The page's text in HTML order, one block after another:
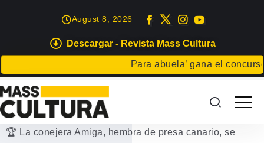
Descargar - Revista Mass Cultura
Para abuela’ gana el concurso
August 8, 2026
EVENTOS
“La conejera Amiga, campeona
de España de belleza canina”
🏆 La conejera Amiga, hembra de presa canario, se